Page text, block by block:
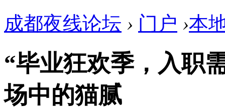
成都夜线论坛 › 门户 ›本
“毕业狂欢季，入职
场中的猫腻